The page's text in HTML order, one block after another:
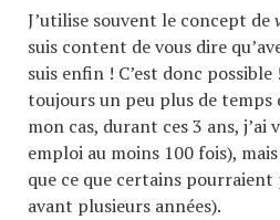
J’utilise souvent le concept de
suis content de vous dire
suis enfin ! C’est donc
toujours un peu plus de temps
mon cas, durant ces 3 ans,
emploi au moins 100 fois),
que ce que certains pourraient
avant plusieurs années).